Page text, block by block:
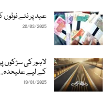
عید پر نئے
20/03/2025
لاہور کی سڑکوں
کے لیے
19/01/2025